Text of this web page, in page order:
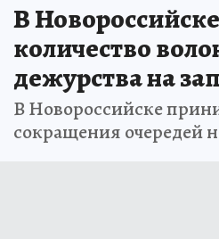
В
количество
дежурства на
В Новороссийске
сокращения очередей